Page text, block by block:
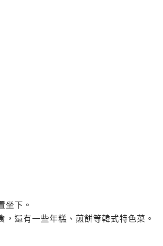
坐下。
還有一些年糕、煎餅等韓式特色菜。